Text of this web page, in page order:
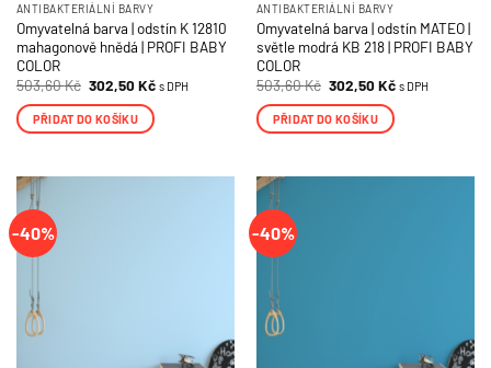
ANTIBAKTERIÁLNÍ BARVY
Omyvatelná barva | odstín K 12810
mahagonově hnědá | PROFI BABY
COLOR
503,60Kč Původní
cena
byla:
503,60 Kč.
302,50KčAktuální
je:
302,50 Kč.
s DPH
PŘIDAT DO KOŠÍKU
ANTIBAKTERIÁLNÍ BARVY
Omyvatelná barva | odstín MATEO |
světle modrá KB 218 | PROFI BABY
COLOR
503,60Kč Původní
cena
byla:
503,60 Kč.
302,50KčAktuální
je:
302,50 Kč.
s DPH
PŘIDAT DO KOŠÍKU
-40% -40%